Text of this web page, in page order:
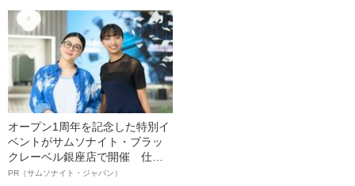
語る”《日本興収70億円突破》
オープン1周年を記念した特別イ
ベントがサムソナイト・ブラッ
クレーベル銀座店で開催 仕事
も人生も自分らしく～笑顔あふ
PR（サムソナイト・ジャパン）